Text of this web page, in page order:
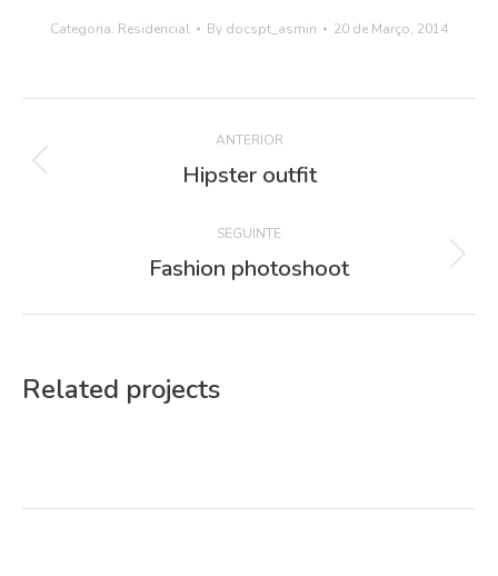
Categoria: Residencial By docspt_asmin 20 de Março, 2014
navigation
ANTERIOR
Previous
Hipster outfit
SEGUINTE
Next
Fashion photoshoot
Related projects